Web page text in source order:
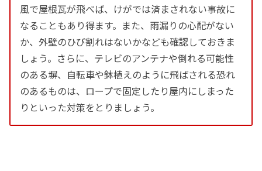
風で屋根瓦が飛べば、けがでは済まされない事故に
なることもあり得ます。また、雨漏りの心配がない
か、外壁のひび割れはないかなども確認しておきま
しょう。さらに、テレビのアンテナや倒れる可能性
のある塀、自転車や鉢植えのように飛ばされる恐れ
のあるものは、ロープで固定したり屋内にしまった
りといった対策をとりましょう。